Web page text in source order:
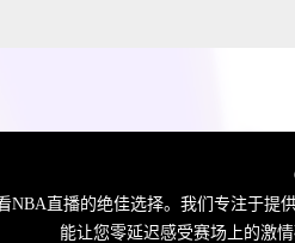
NBA直播的绝佳选择。我们专注于
能让您零延迟感受赛场上的激